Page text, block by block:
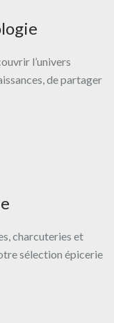
l’univers
de partager
charcuteries et
sélection épicerie